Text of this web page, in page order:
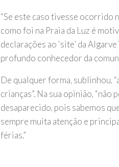
“Se este caso tivesse ocorrido
como foi na Praia da Luz é
declarações ao ‘site’ da
profundo conhecedor da
De qualquer forma, sublinhou,
crianças”. Na sua opinião,
desaparecido, pois sabemos
sempre muita atenção e
férias.”